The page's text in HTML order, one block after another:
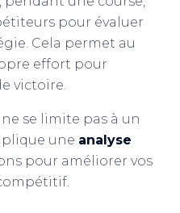
pour évaluer
Cela permet au
effort pour
victoire.
se limite pas à un
une analyse
pour améliorer vos